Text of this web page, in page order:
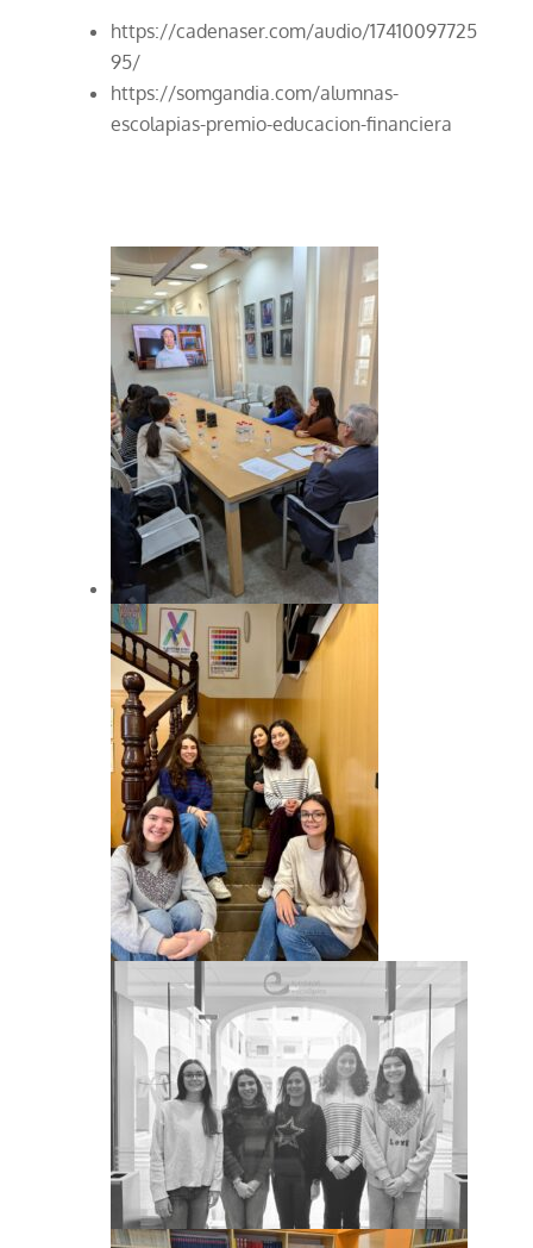
https://cadenaser.com/audio/17410097725
95/
https://somgandia.com/alumnas-
escolapias-premio-educacion-financiera